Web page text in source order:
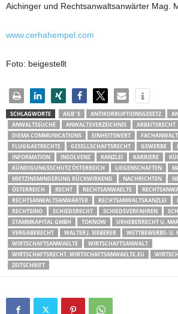
Aichinger und Rechtsanwaltsanwärter Mag.
www.cerhahempel.com
Foto: beigestellt
SCHLAGWORTE AGB´S ANTIKORRUPTIONSGESETZ
ANWALTSSUCHE
ANWALTSVERZEICHNIS ARBEITSRECHT
DIEMA COMMUNICATIONS
EINHEITSWERT FACHANWALT
FLUGGASTRECHTE
GESELLSCHAFTSRECHT GEWERBE
INFORMATION
INSOLVENZ KANZLEI KARRIERE
KÜNDIGUNGSSCHUTZ ÖSTERREICH
LIEGENSCHAFTEN
MIETZINSMINDERUNG RÜCKWIRKEND
NACHRICHTEN
ÖSTERREICH
RECHT RECHTSANWAELTE
RECHTSANWALTSANWÄRTER
RECHTSANWALTSKANZLEI
RECHTSINO
SCHIEDSRECHT SCHIEDSVERFAHREN
STAMMKAPITAL GMBH
TOKNOW
URHEBERRECHT U.
VERGABERECHT
WALTER J. SIEBERER WETTBEWERBS- U.
WIRTSCHAFTSANWAELTE
WIRTSCHAFTSANWALT
WIRTSCHAFTSRECHT. WIRTSCHAFTSANWAELTE.EU
ZEITSCHRIFT